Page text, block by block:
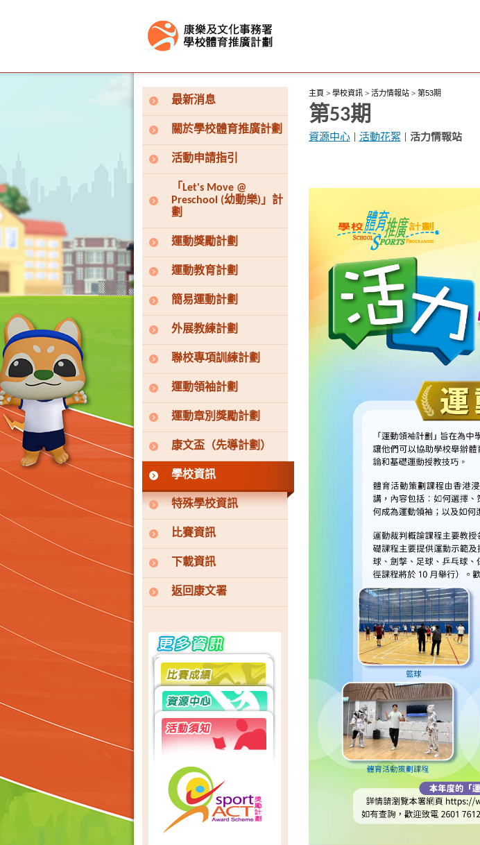
按“Tab”進入菜單
最新消息
關於學校體育推廣計劃
活動申請指引
「Let's Move @
Preschool (幼動樂)」計
劃
運動獎勵計劃
運動教育計劃
簡易運動計劃
外展教練計劃
聯校專項訓練計劃
運動領袖計劃
運動章別獎勵計劃
康文盃（先導計劃）
學校資訊
特殊學校資訊
比賽資訊
下載資訊
返回康文署
主頁 > 學校資訊> 活力情報站> 第53期
第53期
資源中心| 活動花絮 活力情報站